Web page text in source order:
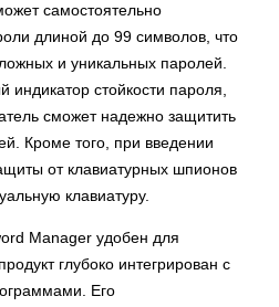
самостоятельно
длиной до 99 символов, что
и уникальных паролей.
стойкости пароля,
сможет надежно защитить
Кроме того, при введении
от клавиатурных шпионов
клавиатуру.
Manager удобен для
глубоко интегрирован с
Его